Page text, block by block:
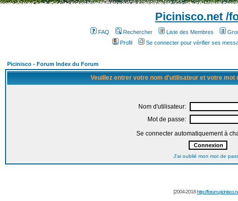
Picinisco.net /
FAQ Rechercher Liste des Membres
Profil
Se connecter pour vérifier ses
Picinisco - Forum Index du Forum
Veuillez entrer votre nom d'utilisateur et votre mot
Nom d'utilisateur:
Mot de passe:
Se connecter automatiquement à
J'ai oublié mon mot de
[2004-2018http://